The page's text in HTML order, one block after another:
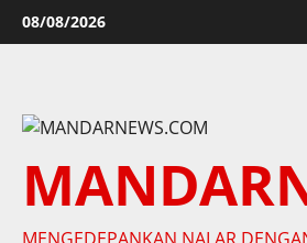
Skip
to
08/08/2026